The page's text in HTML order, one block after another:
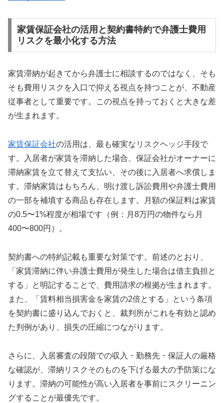
家賃保証会社の活用と契約書特約で弁護士費用
リスクを最小化する方法
家賃滞納が起きてから弁護士に相談するのではなく、そも
そも費用リスクを入口で抑える視点を持つことが、不動産
従事者として重要です。この視点を持っておくと大きな差
が生まれます。
家賃保証会社の活用は、最も確実なリスクヘッジ手段で
す。入居者が家賃を滞納した場合、保証会社がオーナーに
滞納家賃を立て替えて支払い、その後に入居者へ求償しま
す。滞納家賃はもちろん、明け渡し訴訟費用や弁護士費用
の一部を補填する商品も存在します。月額の保証料は家賃
の0.5〜1%程度が相場です（例：月8万円の物件なら月
400〜800円）。
契約書への特約記載も重要な対策です。前述のとおり、
「家賃滞納に伴い弁護士費用が発生した場合は借主負担と
する」と明記することで、費用請求の根拠が生まれます。
また、「賃料相当損害金を家賃の2倍とする」という条項
を契約書に盛り込んでおくと、裁判所がこれを有効と認め
た判例があり、損失の圧縮につながります。
さらに、入居審査の段階での収入・勤務先・保証人の厳格
な確認が、滞納リスクそのものを下げる最大の予防策にな
ります。滞納の可能性が高い入居者を事前にスクリーニン
グすることが最優先です。